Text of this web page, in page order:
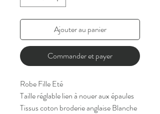
Ajouter au panier
Commander et payer
Robe Fille Eté
Taille réglable lien à nouer aux épaules
Tissus coton broderie anglaise Blanche